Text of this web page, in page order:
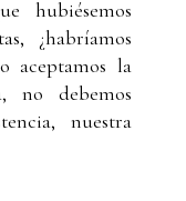
hubiésemos
¿habríamos
aceptamos la
no debemos
nuestra